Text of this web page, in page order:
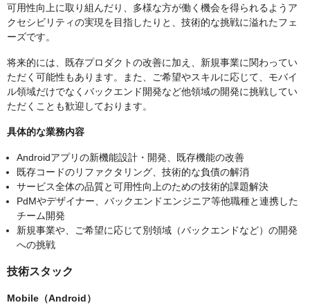
可用性向上に取り組んだり、多様な方が働く機会を得られるようア
クセシビリティの実現を目指したりと、技術的な挑戦に溢れたフェ
ーズです。
将来的には、既存プロダクトの改善に加え、新規事業に関わってい
ただく可能性もあります。また、ご希望やスキルに応じて、モバイ
ル領域だけでなくバックエンド開発など他領域の開発に挑戦してい
ただくことも歓迎しております。
具体的な業務内容
Androidアプリの新機能設計・開発、既存機能の改善
既存コードのリファクタリング、技術的な負債の解消
サービス全体の品質と可用性向上のための技術的課題解決
PdMやデザイナー、バックエンドエンジニア等他職種と連携した
チーム開発
新規事業や、ご希望に応じて別領域（バックエンドなど）の開発
への挑戦
技術スタック
Mobile（Android）